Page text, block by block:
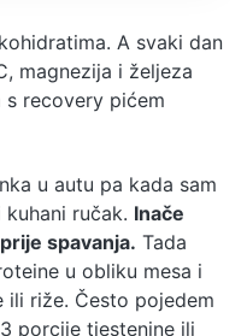
A svaki dan
magnezija i željeza
s recovery pićem
u autu pa kada sam
ručak. Inače
spavanja. Tada
u obliku mesa i
ili riže. Često pojedem
porcije tjestenine ili